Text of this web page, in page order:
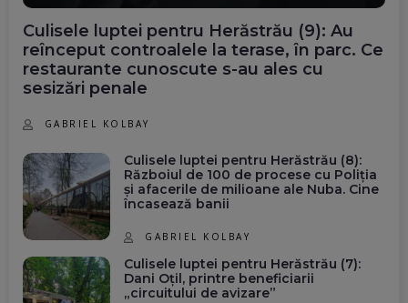
Culisele luptei pentru Herăstrău (9): Au
reînceput controalele la terase, în parc. Ce
restaurante cunoscute s-au ales cu
sesizări penale
GABRIEL KOLBAY
Culisele luptei pentru Herăstrău (8):
Războiul de 100 de procese cu Poliția
și afacerile de milioane ale Nuba. Cine
încasează banii
GABRIEL KOLBAY
Culisele luptei pentru Herăstrău (7):
Dani Oțil, printre beneficiarii
„circuitului de avizare”